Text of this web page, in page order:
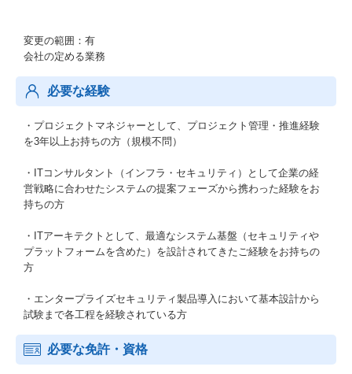
変更の範囲：有
会社の定める業務
必要な経験
・プロジェクトマネジャーとして、プロジェクト管理・推進経験
を3年以上お持ちの方（規模不問）
・ITコンサルタント（インフラ・セキュリティ）として企業の経
営戦略に合わせたシステムの提案フェーズから携わった経験をお
持ちの方
・ITアーキテクトとして、最適なシステム基盤（セキュリティや
プラットフォームを含めた）を設計されてきたご経験をお持ちの
方
・エンタープライズセキュリティ製品導入において基本設計から
試験まで各工程を経験されている方
必要な免許・資格